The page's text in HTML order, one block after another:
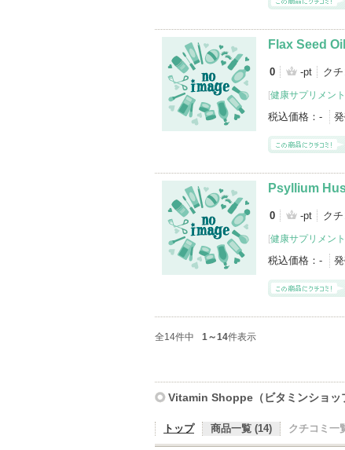
Flax Seed Oil
0 -pt クチ
[健康サプリメント
税込価格： -
Psyllium
0 -pt クチ
[健康サプリメント
税込価格： -
全14件中 1～14件表示
Vitamin Shoppe（ビタミンショッ
トップ 商品一覧 (14) クチコミ一